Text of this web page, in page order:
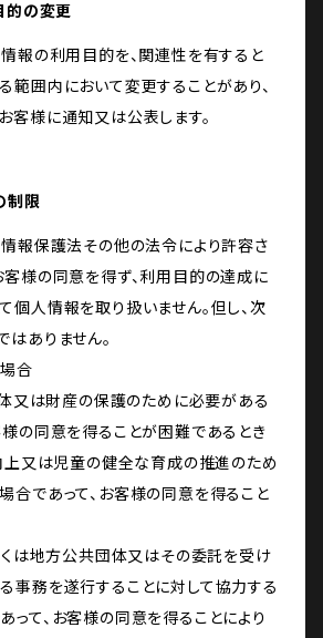
的の変更
情報の利用目的を、関連性を有すると
範囲内において変更することがあり、
客様に通知又は公表します。
制限
情報保護法その他の法令により許容さ
客様の同意を得ず、利用目的の達成に
個人情報を取り扱いません。但し、次
はありません。
場合
体又は財産の保護のために必要がある
様の同意を得ることが困難であるとき
上又は児童の健全な育成の推進のため
合であって、お客様の同意を得ること
くは地方公共団体又はその委託を受け
事務を遂行することに対して協力する
って、お客様の同意を得ることにより